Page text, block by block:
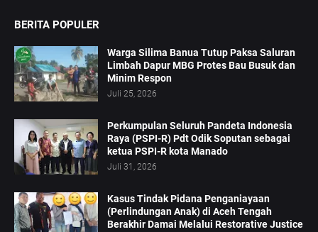
BERITA POPULER
Warga Silima Banua Tutup Paksa Saluran
Limbah Dapur MBG Protes Bau Busuk dan
Minim Respon
Juli 25, 2026
Perkumpulan Seluruh Pandeta Indonesia
Raya (PSPI-R) Pdt Odik Soputan sebagai
ketua PSPI-R kota Manado
Juli 31, 2026
Kasus Tindak Pidana Penganiayaan
(Perlindungan Anak) di Aceh Tengah
Berakhir Damai Melalui Restorative Justice